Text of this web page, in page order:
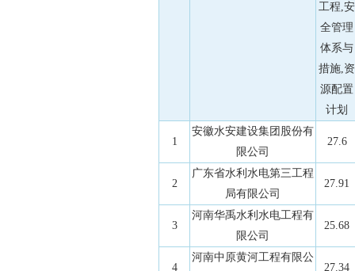
工程,安
全管理
体系与
措施,资
源配置
计划
1
安徽水安建设集团股份有
限公司
27.6
2
广东省水利水电第三工程
局有限公司
27.91
3
河南华禹水利水电工程有
限公司
25.68
4
河南中原黄河工程有限公
27.34